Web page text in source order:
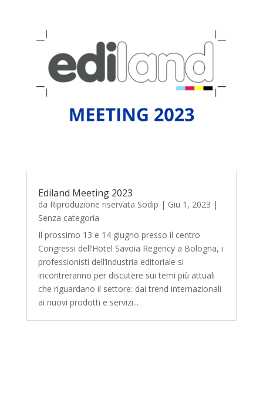
Ediland Meeting 2023
da Riproduzione riservata Sodip | Giu 1, 2023 |
Senza categoria
Il prossimo 13 e 14 giugno presso il centro
Congressi dell’Hotel Savoia Regency a Bologna, i
professionisti dell’industria editoriale si
incontreranno per discutere sui temi più attuali
che riguardano il settore: dai trend internazionali
ai nuovi prodotti e servizi...